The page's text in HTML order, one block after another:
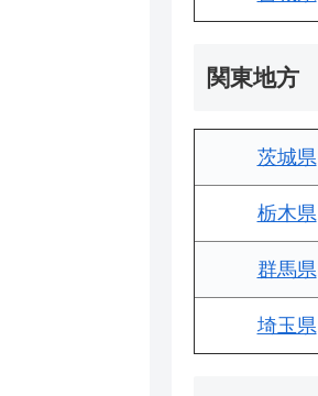
関東地方
茨城県
栃木県
群馬県
埼玉県